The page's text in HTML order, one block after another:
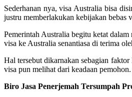
Sederhanan nya, visa Australia bisa
justru memberlakukan kebijakan bebas
Pemerintah Australia begitu ketat
visa ke Australia senantiasa di terima
Hal tersebut dikarnakan sebagian
visa pun melihat dari keadaan
Biro Jasa Penerjemah Tersumpah